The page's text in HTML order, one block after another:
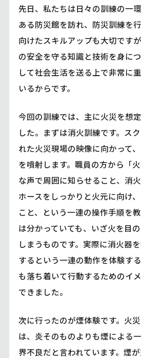
先日、私たちは日々の訓練の一
ある防災館を訪れ、防災訓練を
向けたスキルアップも大切です
の安全を守る知識と技術を身に
して社会生活を送る上で非常に
いるからです。
今回の訓練では、主に火災を想
した。まずは消火訓練です。ス
れた火災現場の映像に向かって
を噴射します。職員の方から「
な声で周囲に知らせること、消火
ホースをしっかりと火元に向け
こと、という一連の操作手順を
は分かっていても、いざ火を目
しまうものです。実際に消火器
するという一連の動作を体験す
も落ち着いて行動するためのイ
できました。
次に行ったのが煙体験です。火
は、炎そのものよりも煙による
界不良だと言われています。煙